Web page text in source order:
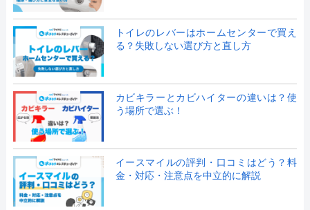
トイレのレバーはホームセンターで買え
る？失敗しない選び方と直し方
カビキラーとカビハイターの違いは？使
う場所で選ぶ！
イースマイルの評判・口コミはどう？料
金・対応・注意点を中立的に解説